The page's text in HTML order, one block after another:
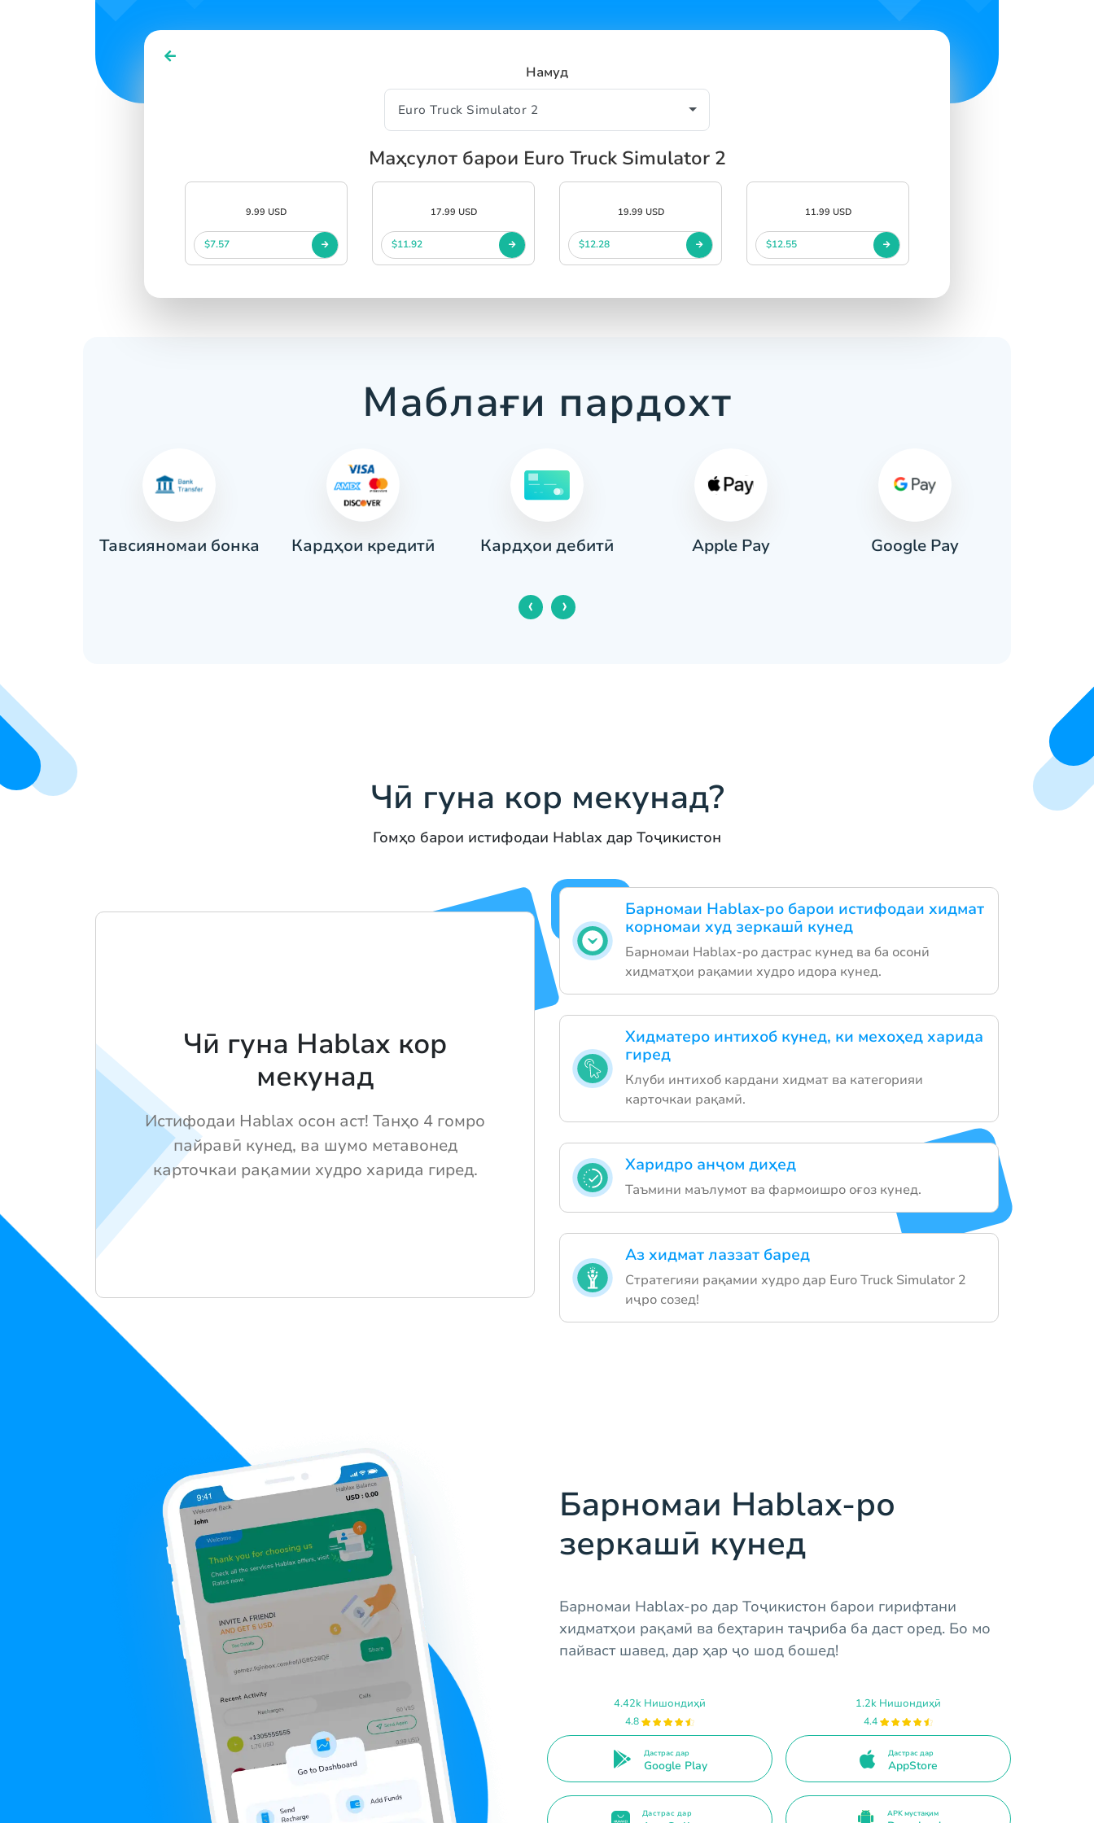
Намуд
Маҳсулот барои Euro Truck Simulator 2
9.99 USD
$7.57
17.99 USD
$11.92
19.99 USD
$12.28
11.99 USD
$12.55
Маблағи пардохт
Тавсияномаи бонка Кардҳои кредитӣ Кардҳои дебитӣ Apple Pay Google Pay
‹ ›
Чӣ гуна кор мекунад?
Гомҳо барои истифодаи Hablax дар Тоҷикистон
Барномаи Hablax-ро барои истифодаи хидмат
корномаи худ зеркашӣ кунед
Барномаи Hablax-ро дастрас кунед ва ба осонӣ
хидматҳои рақамии худро идора кунед.
Хидматеро интихоб кунед, ки мехоҳед харида
гиред
Клуби интихоб кардани хидмат ва категорияи
карточкаи рақамӣ.
Харидро анҷом диҳед
Таъмини маълумот ва фармоишро оғоз кунед.
Аз хидмат лаззат баред
Стратегияи рақамии худро дар Euro Truck Simulator 2
иҷро созед!
Чӣ гуна Hablax кор
мекунад
Истифодаи Hablax осон аст! Танҳо 4 гомро
пайравӣ кунед, ва шумо метавонед
карточкаи рақамии худро харида гиред.
Барномаи Hablax-ро
зеркашӣ кунед
Барномаи Hablax-ро дар Тоҷикистон барои гирифтани
хидматҳои рақамӣ ва беҳтарин таҷриба ба даст оред. Бо мо
пайваст шавед, дар ҳар ҷо шод бошед!
4.42k Нишондиҳӣ
4.8
Дастрас дар
Google Play
1.2k Нишондиҳӣ
4.4
Дастрас дар
AppStore
Дастрас дар APK мустақим